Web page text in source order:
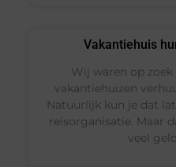
Vakantiehuis
Wij waren op
vakantiehuizen
Natuurlijk kun je dat
reisorganisatie. Maar
veel